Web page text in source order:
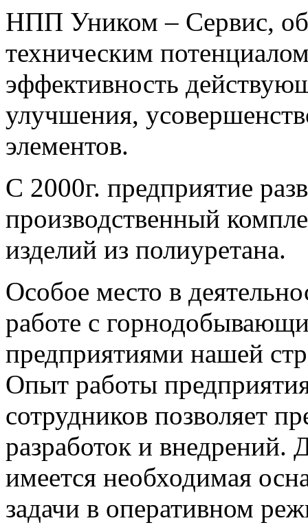
НПП Уником – Сервис,
техническим
эффективность
улучшения,
элементов.
С 2000г. предприятие
производственный
изделий из полиуретана.
Особое место в
работе с
предприятиями нашей
Опыт работы
сотрудников позволяет
разработок и внедрений.
имеется необходимая
задачи в оперативном